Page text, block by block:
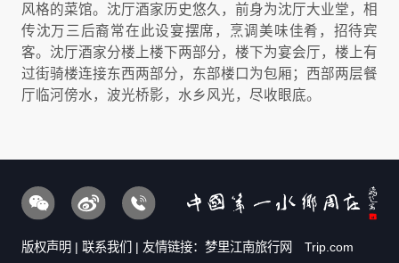
风格的菜馆。沈厅酒家历史悠久，前身为沈厅大业堂，相
传沈万三后裔常在此设宴摆席，烹调美味佳肴，招待宾
客。沈厅酒家分楼上楼下两部分，楼下为宴会厅，楼上有
过街骑楼连接东西两部分，东部楼口为包厢；西部两层餐
厅临河傍水，波光桥影，水乡风光，尽收眼底。
版权声明 | 联系我们 | 友情链接： 梦里江南旅行网 Trip.com